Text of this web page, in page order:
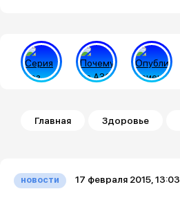
Строка навигации
Главная Здоровье
новости 17 февраля 2015, 13:03